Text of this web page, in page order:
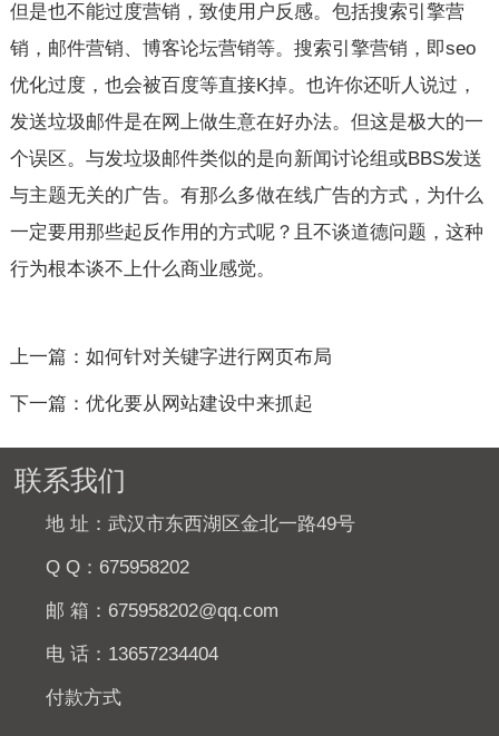
但是也不能过度营销，致使用户反感。包括搜索引擎营
销，邮件营销、博客论坛营销等。搜索引擎营销，即seo
优化过度，也会被百度等直接K掉。也许你还听人说过，
发送垃圾邮件是在网上做生意在好办法。但这是极大的一
个误区。与发垃圾邮件类似的是向新闻讨论组或BBS发送
与主题无关的广告。有那么多做在线广告的方式，为什么
一定要用那些起反作用的方式呢？且不谈道德问题，这种
行为根本谈不上什么商业感觉。
上一篇：如何针对关键字进行网页布局
下一篇：优化要从网站建设中来抓起
联系我们
地 址：武汉市东西湖区金北一路49号
Q Q： 675958202
邮 箱： 675958202@qq.com
电 话： 13657234404
付款方式